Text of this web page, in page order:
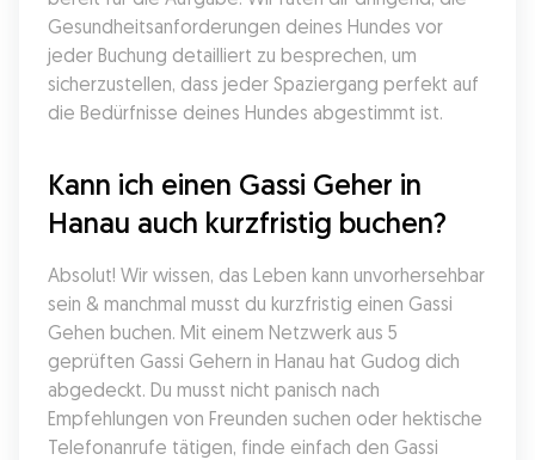
Gesundheitsanforderungen deines Hundes vor
jeder Buchung detailliert zu besprechen, um
sicherzustellen, dass jeder Spaziergang perfekt auf
die Bedürfnisse deines Hundes abgestimmt ist.
Kann ich einen Gassi Geher in
Hanau auch kurzfristig buchen?
Absolut! Wir wissen, das Leben kann unvorhersehbar
sein & manchmal musst du kurzfristig einen Gassi
Gehen buchen. Mit einem Netzwerk aus 5
geprüften Gassi Gehern in Hanau hat Gudog dich
abgedeckt. Du musst nicht panisch nach
Empfehlungen von Freunden suchen oder hektische
Telefonanrufe tätigen, finde einfach den Gassi